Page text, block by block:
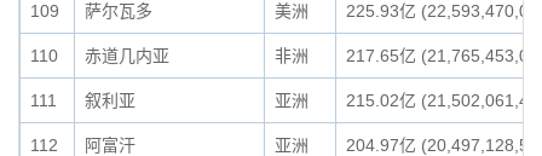
109 萨尔瓦多 美洲 225.93亿
110 赤道几内亚 非洲 217.65亿
111 叙利亚 亚洲 215.02亿
112 阿富汗 亚洲 204.97亿